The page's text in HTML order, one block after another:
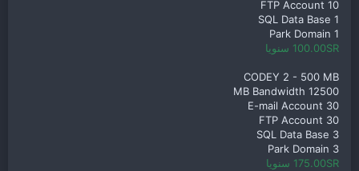
10 FTP Account
1 SQL Data Base
1 Park Domain
100.00SR سنويا
CODEY 2 - 500 MB
12500 MB Bandwidth
30 E-mail Account
30 FTP Account
3 SQL Data Base
3 Park Domain
175.00SR سنويا